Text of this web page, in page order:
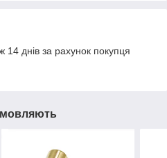
днів за рахунок покупця